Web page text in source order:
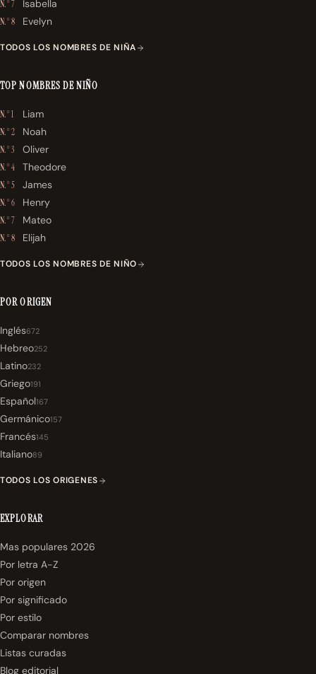
N.° 7 Isabella
N.° 8 Evelyn
TODOS LOS NOMBRES DE NIÑA
TOP NOMBRES DE NIÑO
N.° 1 Liam
N.° 2 Noah
N.° 3 Oliver
N.° 4 Theodore
N.° 5 James
N.° 6 Henry
N.° 7 Mateo
N.° 8 Elijah
TODOS LOS NOMBRES DE NIÑO
POR ORIGEN
Inglés672
Hebreo252
Latino232
Griego191
Español167
Germánico157
Francés145
Italiano89
TODOS LOS ORIGENES
EXPLORAR
Mas populares 2026
Por letra A-Z
Por origen
Por significado
Por estilo
Comparar nombres
Listas curadas
Blog editorial